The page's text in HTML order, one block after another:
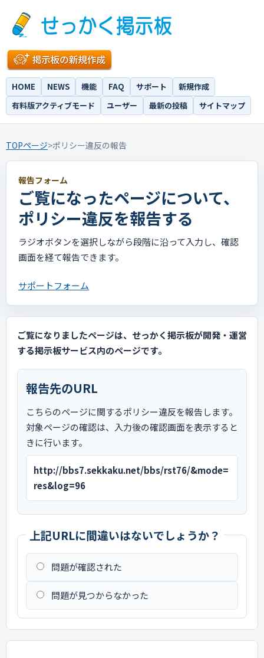
HOME NEWS 機能 FAQ サポート
新規作成
有料版アクティブモード
ユーザー 最新の投稿 サイトマップ
TOPページ>ポリシー違反の報告
報告フォーム
ご覧になったページについて、
ポリシー違反を報告する
ラジオボタンを選択しながら段階に沿って入力し、確認
画面を経て報告できます。
サポートフォーム
ご覧になりましたページは、せっかく掲示板が開発・運営
する掲示板サービス内のページです。
報告先のURL
こちらのページに関するポリシー違反を報告します。
対象ページの確認は、入力後の確認画面を表示すると
きに行います。
http://bbs7.sekkaku.net/bbs/rst76/&mode=
res&log=96
上記URLに間違いはないでしょうか？
問題が確認された
問題が見つからなかった